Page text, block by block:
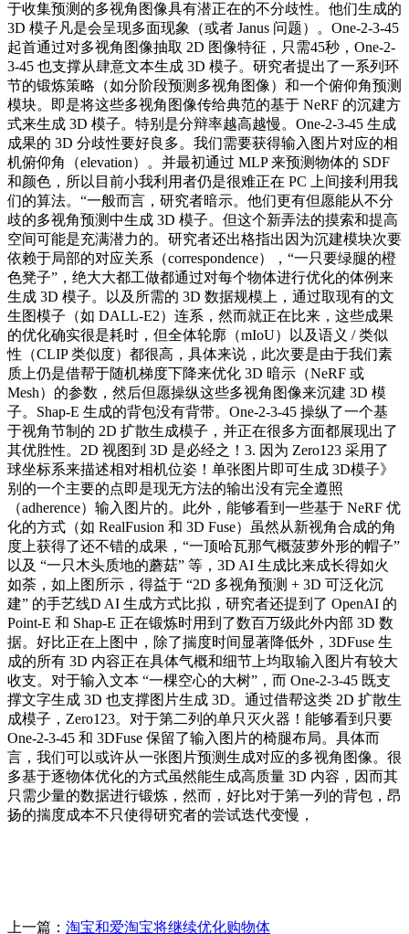
于收集预测的多视角图像具有潜正在的不分歧性。他们生成的
3D 模子凡是会呈现多面现象（或者 Janus 问题）。One-2-3-45
起首通过对多视角图像抽取 2D 图像特征，只需45秒，One-2-
3-45 也支撑从肆意文本生成 3D 模子。研究者提出了一系列环
节的锻炼策略（如分阶段预测多视角图像）和一个俯仰角预测
模块。即是将这些多视角图像传给典范的基于 NeRF 的沉建方
式来生成 3D 模子。特别是分辩率越高越慢。One-2-3-45 生成
成果的 3D 分歧性要好良多。我们需要获得输入图片对应的相
机俯仰角（elevation）。并最初通过 MLP 来预测物体的 SDF
和颜色，所以目前小我利用者仍是很难正在 PC 上间接利用我
们的算法。“一般而言，研究者暗示。他们更有但愿能从不分
歧的多视角预测中生成 3D 模子。但这个新弄法的摸索和提高
空间可能是充满潜力的。研究者还出格指出因为沉建模块次要
依赖于局部的对应关系（correspondence），“一只要绿腿的橙
色凳子”，绝大大都工做都通过对每个物体进行优化的体例来
生成 3D 模子。以及所需的 3D 数据规模上，通过取现有的文
生图模子（如 DALL-E2）连系，然而就正在比来，这些成果
的优化确实很是耗时，但全体轮廓（mIoU）以及语义 / 类似
性（CLIP 类似度）都很高，具体来说，此次要是由于我们素
质上仍是借帮于随机梯度下降来优化 3D 暗示（NeRF 或
Mesh）的参数，然后但愿操纵这些多视角图像来沉建 3D 模
子。Shap-E 生成的背包没有背带。One-2-3-45 操纵了一个基
于视角节制的 2D 扩散生成模子，并正在很多方面都展现出了
其优胜性。2D 视图到 3D 是必经之！3. 因为 Zero123 采用了
球坐标系来描述相对相机位姿！单张图片即可生成 3D模子》
别的一个主要的点即是现无方法的输出没有完全遵照
（adherence）输入图片的。此外，能够看到一些基于 NeRF 优
化的方式（如 RealFusion 和 3D Fuse）虽然从新视角合成的角
度上获得了还不错的成果，“一顶哈瓦那气概菠萝外形的帽子”
以及 “一只木头质地的蘑菇” 等，3D AI 生成比来成长得如火
如荼，如上图所示，得益于 “2D 多视角预测 + 3D 可泛化沉
建” 的手艺线D AI 生成方式比拟，研究者还提到了 OpenAI 的
Point-E 和 Shap-E 正在锻炼时用到了数百万级此外内部 3D 数
据。好比正在上图中，除了揣度时间显著降低外，3DFuse 生
成的所有 3D 内容正在具体气概和细节上均取输入图片有较大
收支。对于输入文本 “一棵空心的大树”，而 One-2-3-45 既支
撑文字生成 3D 也支撑图片生成 3D。通过借帮这类 2D 扩散生
成模子，Zero123。对于第二列的单只灭火器！能够看到只要
One-2-3-45 和 3DFuse 保留了输入图片的椅腿布局。具体而
言，我们可以或许从一张图片预测生成对应的多视角图像。很
多基于逐物体优化的方式虽然能生成高质量 3D 内容，因而其
只需少量的数据进行锻炼，然而，好比对于第一列的背包，昂
扬的揣度成本不只使得研究者的尝试迭代变慢，
上一篇： 淘宝和爱淘宝将继续优化购物体